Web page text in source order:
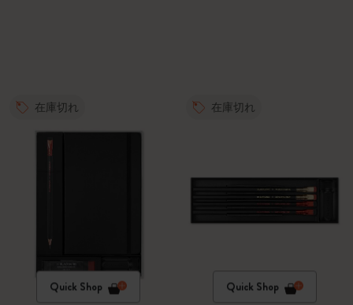
在庫切れ
Quick Shop
在庫切れ
Quick Shop